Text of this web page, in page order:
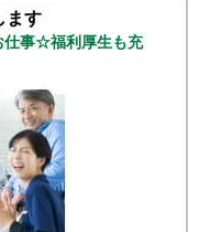
ます
仕事☆福利厚生も充